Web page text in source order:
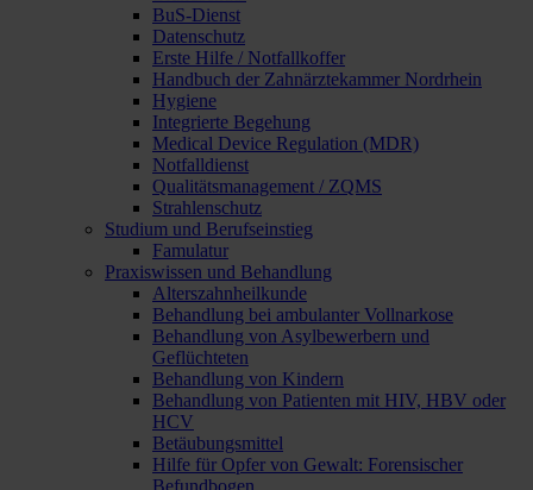
BuS-Dienst
Datenschutz
Erste Hilfe / Notfallkoffer
Handbuch der Zahnärztekammer Nordrhein
Hygiene
Integrierte Begehung
Medical Device Regulation (MDR)
Notfalldienst
Qualitätsmanagement / ZQMS
Strahlenschutz
Studium und Berufseinstieg
Famulatur
Praxiswissen und Behandlung
Alterszahnheilkunde
Behandlung bei ambulanter Vollnarkose
Behandlung von Asylbewerbern und
Geflüchteten
Behandlung von Kindern
Behandlung von Patienten mit HIV, HBV oder
HCV
Betäubungsmittel
Hilfe für Opfer von Gewalt: Forensischer
Befundbogen